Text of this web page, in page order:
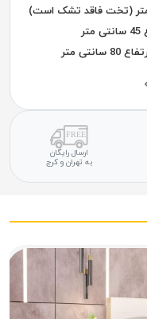
ارسال رایگان
به تهران و کرج